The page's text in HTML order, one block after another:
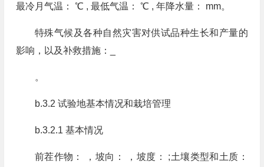
最冷月气温： ℃ , 最低气温： ℃ , 年降水量： mm。
特殊气候及各种自然灾害对供试品种生长和产量的
影响，以及补救措施：_
。
b.3.2 试验地基本情况和栽培管理
b.3.2.1 基本情况
前茬作物： ，坡向： ，坡度： ;土壤类型和土质：